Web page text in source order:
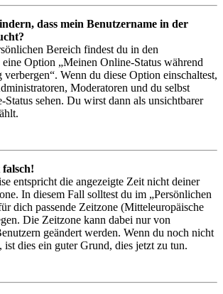
dass mein Benutzername in der
Bereich findest du in den
Option „Meinen Online-Status während
verbergen“. Wenn du diese Option einschaltest,
Moderatoren und du selbst
Status sehen. Du wirst dann als unsichtbarer
entspricht die angezeigte Zeit nicht deiner
In diesem Fall solltest du im „Persönlichen
dich passende Zeitzone (Mitteleuropäische
Die Zeitzone kann dabei nur von
geändert werden. Wenn du noch nicht
ist dies ein guter Grund, dies jetzt zu tun.